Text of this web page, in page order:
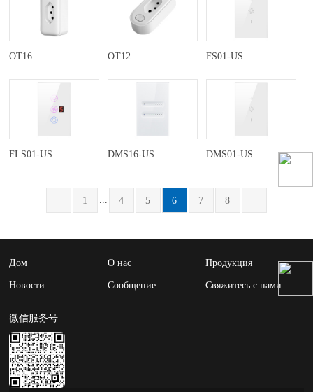
OT16 OT12 FS01-US
FLS01-US DMS16-US DMS01-US
1 ... 4 5 6 7 8
Дом О нас Продукция
Новости Сообщение Свяжитесь с нами
微信服务号